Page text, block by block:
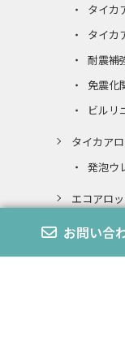
お問い合
タイカ
タイカ
耐震補
免震化
ビルリ
タイカア
発泡ウ
エコアロ
内装仕上材
スチライト